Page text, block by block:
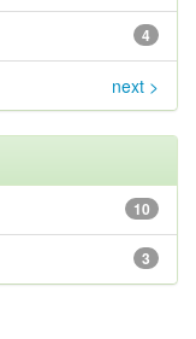
4
next >
10
3